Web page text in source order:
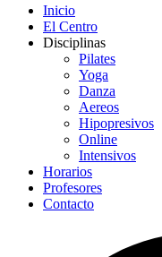
Inicio
El Centro
Disciplinas
Pilates
Yoga
Danza
Aereos
Hipopresivos
Online
Intensivos
Horarios
Profesores
Contacto